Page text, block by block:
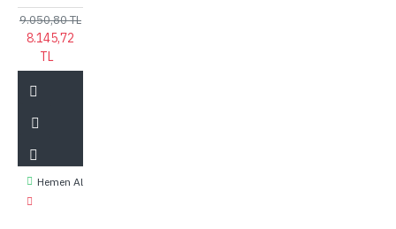
9.050,80 TL
8.145,72
TL
Hemen Al